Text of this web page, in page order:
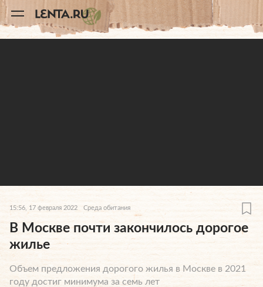
A
11
15:56, 17 февраля 2022 Среда обитания
В Москве почти закончилось дорогое
жилье
Объем предложения дорогого жилья в Москве в 2021
году достиг минимума за семь лет